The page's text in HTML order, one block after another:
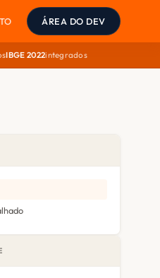
ÁREA DO DEV
IBGE 2022integrados